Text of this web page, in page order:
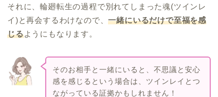
それに、輪廻転生の過程で別れてしまった魂(ツインレ
イ)と再会するわけなので、一緒にいるだけで至福を感
じるようにもなります。
そのお相手と一緒にいると、不思議と安心
感を感じるという場合は、ツインレイとつ
ながっている証拠かもしれません！